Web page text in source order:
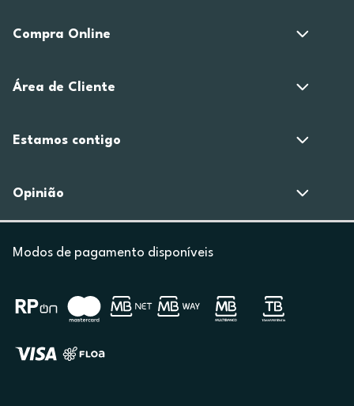
Compra Online
Área de Cliente
Estamos contigo
Opinião
Modos de pagamento disponíveis